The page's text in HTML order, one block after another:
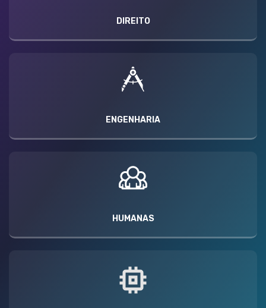
DIREITO
ENGENHARIA
HUMANAS